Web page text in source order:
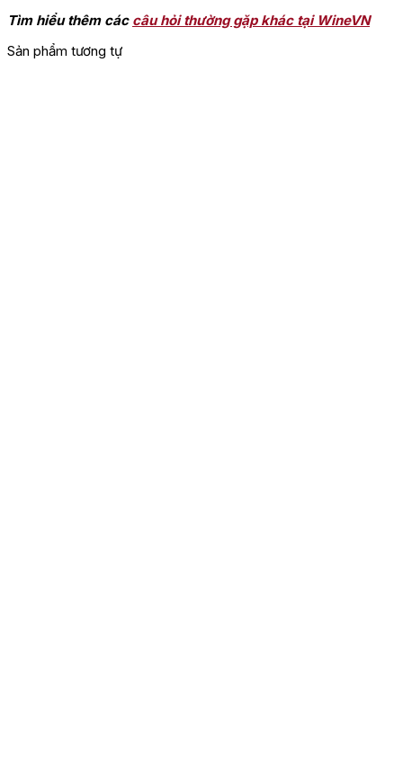
rượu Champagne HOXXOH Blanc De Blancs nên dùng kèm với
các loại hoa quả tươi, hoa quả sấy khô, phô mai dây,…
Tìm hiểu thêm các câu hỏi thường gặp khác tại WineVN
Sản phẩm tương tự